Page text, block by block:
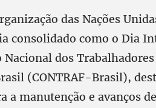
das Nações
consolidado como o Dia
Nacional dos
(CONTRAF-Brasil),
a manutenção e avanços